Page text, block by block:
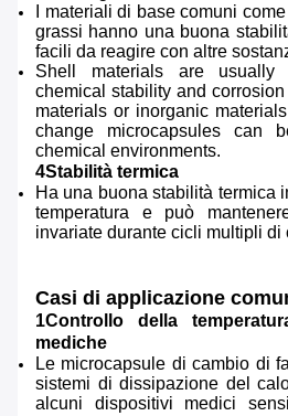
I materiali di base comuni
grassi hanno una buona
facili da reagire con altre
Shell materials are usually
chemical stability and
materials or inorganic
change microcapsules can
chemical environments.
4Stabilità termica
Ha una buona stabilità termica
temperatura e può
invariate durante cicli multipli di
Casi di applicazione
1Controllo della
mediche
Le microcapsule di cambio di
sistemi di dissipazione del
alcuni dispositivi medici